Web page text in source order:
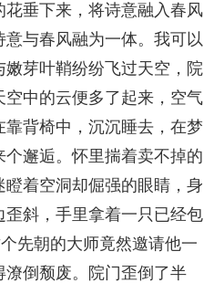
垂下来，将诗意融入春风
与春风融为一体。我可以
芽叶鞘纷纷飞过天空，院
中的云便多了起来，空气
背椅中，沉沉睡去，在梦
邂逅。怀里揣着卖不掉的
着空洞却倔强的眼睛，身
斜，手里拿着一只已经包
先朝的大师竟然邀请他一
倒颓废。院门歪倒了半